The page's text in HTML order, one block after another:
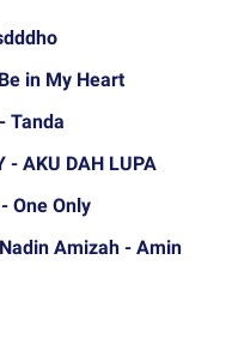
in My Heart
Tanda
- AKU DAH LUPA
One Only
Amizah - Amin